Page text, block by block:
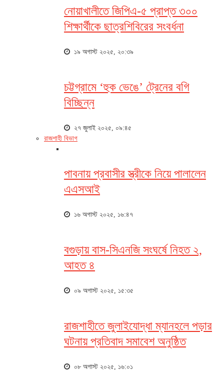
নোয়াখালীতে জিপিএ-৫ প্রাপ্ত ৩০০
শিক্ষার্থীকে ছাত্রশিবিরের সংবর্ধনা
১৯ অগাস্ট ২০২৫, ২০:৩৯
চট্টগ্রামে ‘হুক ভেঙে’ ট্রেনের বগি
বিচ্ছিন্ন
২৭ জুলাই ২০২৫, ০৯:৪৫
রাজশাহী বিভাগ
পাবনায় প্রবাসীর স্ত্রীকে নিয়ে পালালেন
এএসআই
১৬ অগাস্ট ২০২৫, ১৬:৪৭
বগুড়ায় বাস-সিএনজি সংঘর্ষে নিহত ২,
আহত ৪
০৯ অগাস্ট ২০২৫, ১৫:৩৫
রাজশাহীতে জুলাইযোদ্ধা ম্যানহলে পড়ার
ঘটনায় প্রতিবাদ সমাবেশ অনুষ্ঠিত
০৮ অগাস্ট ২০২৫, ১৬:০১